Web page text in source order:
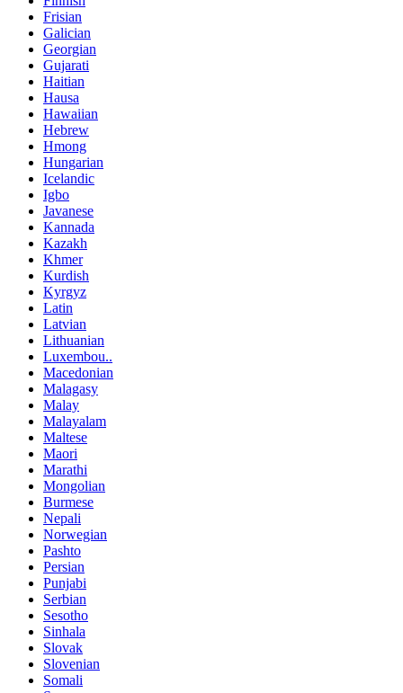
Frisian
Galician
Georgian
Gujarati
Haitian
Hausa
Hawaiian
Hebrew
Hmong
Hungarian
Icelandic
Igbo
Javanese
Kannada
Kazakh
Khmer
Kurdish
Kyrgyz
Latin
Latvian
Lithuanian
Luxembou..
Macedonian
Malagasy
Malay
Malayalam
Maltese
Maori
Marathi
Mongolian
Burmese
Nepali
Norwegian
Pashto
Persian
Punjabi
Serbian
Sesotho
Sinhala
Slovak
Slovenian
Somali